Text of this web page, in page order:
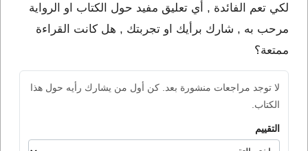
لكي تعم الفائدة , أي تعليق مفيد حول الكتاب او الرواية
مرحب به , شارك برأيك او تجربتك , هل كانت القراءة
ممتعة؟
لا توجد مراجعات منشورة بعد. كن أول من يشارك رأيه حول هذا
الكتاب.
التقييم